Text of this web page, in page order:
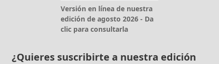
Versión en línea de nuestra
edición de agosto 2026 - Da
clic para consultarla
¿Quieres suscribirte a nuestra edición